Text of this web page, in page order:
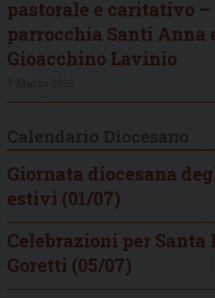
pastorale e caritativo –
parrocchia Santi Anna
Gioacchino Lavinio
Giornata diocesana
estivi (01/07)
Celebrazioni per Santa
Goretti (05/07)